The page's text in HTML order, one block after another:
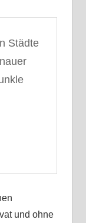
Städte
und ohne